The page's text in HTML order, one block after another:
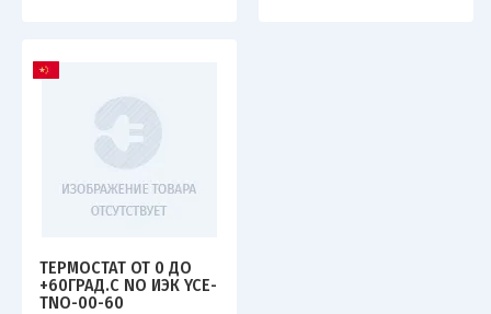
ТЕРМОСТАТ ОТ 0 ДО
+60ГРАД.С NO ИЭК YCE-
TNO-00-60